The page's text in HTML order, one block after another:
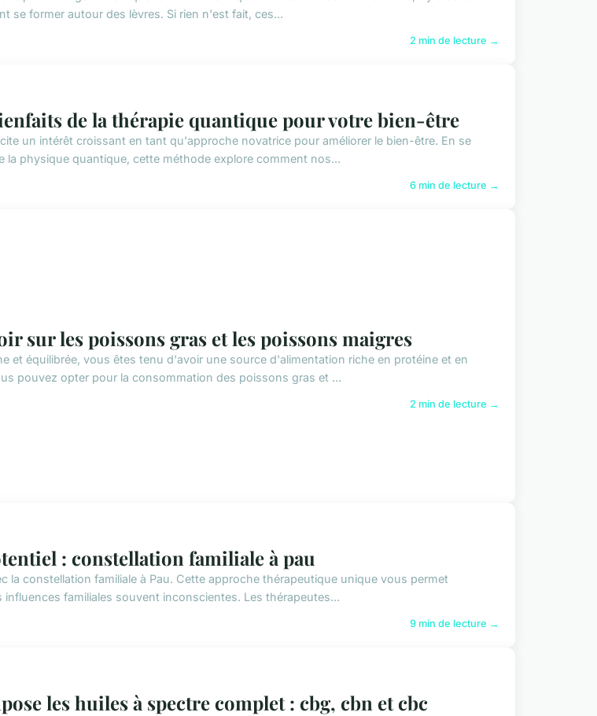
se former autour des lèvres. Si rien n'est fait, ces...
2 min de lecture →
de la thérapie quantique pour votre bien-être
un intérêt croissant en tant qu'approche novatrice pour améliorer le bien-être. En se
la physique quantique, cette méthode explore comment nos...
6 min de lecture →
sur les poissons gras et les poissons maigres
et équilibrée, vous êtes tenu d'avoir une source d'alimentation riche en protéine et en
pouvez opter pour la consommation des poissons gras et ...
2 min de lecture →
: constellation familiale à pau
la constellation familiale à Pau. Cette approche thérapeutique unique vous permet
influences familiales souvent inconscientes. Les thérapeutes...
9 min de lecture →
les huiles à spectre complet : cbg, cbn et cbc